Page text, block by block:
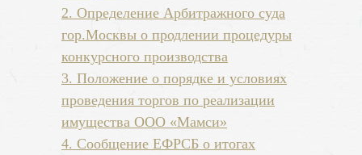
2. Определение Арбитражного суда
гор.Москвы о продлении процедуры
конкурсного производства
3. Положение о порядке и условиях
проведения торгов по реализации
имущества ООО «Мамси»
4. Сообщение ЕФРСБ о итогах